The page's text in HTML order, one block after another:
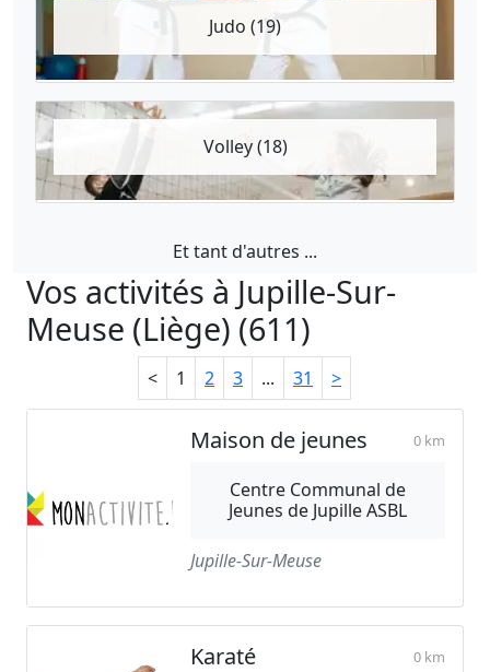
Judo (19)
Volley (18)
Et tant d'autres ...
Vos activités à Jupille-Sur-
Meuse (Liège) (611)
< 1 2 3 ... 31 >
Maison de jeunes 0 km
Centre Communal de
Jeunes de Jupille ASBL
Jupille-Sur-Meuse
Karaté 0 km